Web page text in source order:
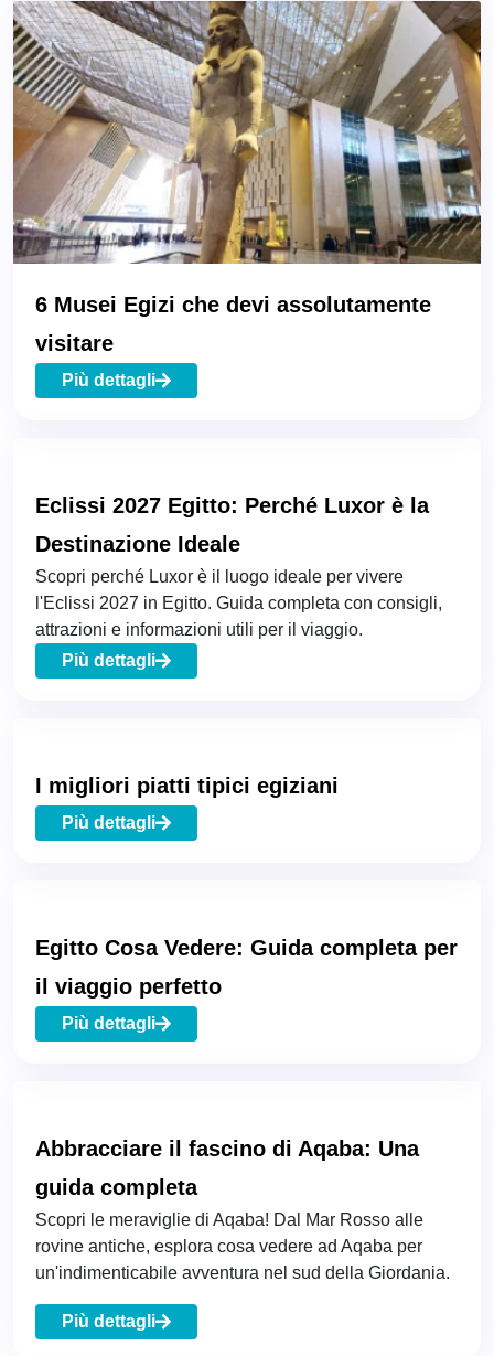
6 Musei Egizi che devi assolutamente
visitare
Più dettagli
Eclissi 2027 Egitto: Perché Luxor è la
Destinazione Ideale
Scopri perché Luxor è il luogo ideale per vivere
l'Eclissi 2027 in Egitto. Guida completa con consigli,
attrazioni e informazioni utili per il viaggio.
Più dettagli
I migliori piatti tipici egiziani
Più dettagli
Egitto Cosa Vedere: Guida completa per
il viaggio perfetto
Più dettagli
Abbracciare il fascino di Aqaba: Una
guida completa
Scopri le meraviglie di Aqaba! Dal Mar Rosso alle
rovine antiche, esplora cosa vedere ad Aqaba per
un'indimenticabile avventura nel sud della Giordania.
Più dettagli